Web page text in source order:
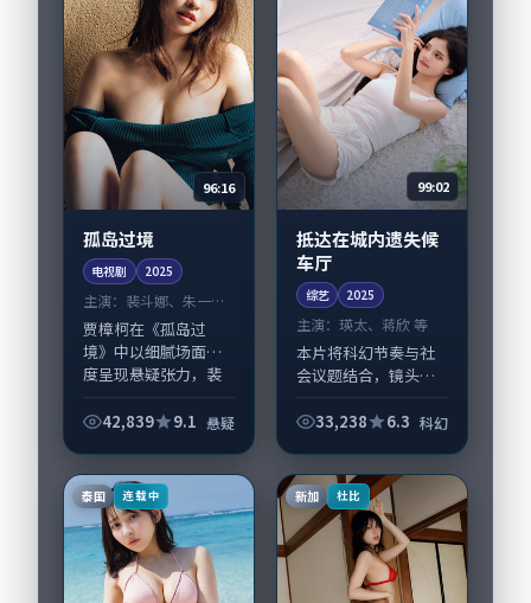
96:16
孤岛过境
电视剧 2025
主演： 裴斗娜、朱一龙
等
贾樟柯在《孤岛过
境》中以细腻场面调
度呈现悬疑张力，裴
表演层次丰富。影片
2025-08-24纳...
42,839 9.1 悬疑
99:02
抵达在城内遗失候
车厅
综艺 2025
主演：瑛太、蒋欣 等
本片将科幻节奏与社
会议题结合，镜头语
《抵达在城内遗失候
主线；取景与声音设
计凸显新加坡城市质
感，...
33,238 6.3 科幻
泰国 连载中 新加 杜比